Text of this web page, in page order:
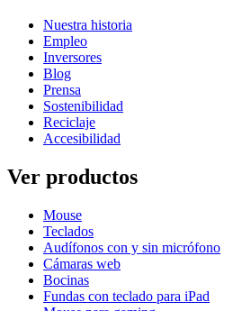
Nuestra historia
Empleo
Inversores
Blog
Prensa
Sostenibilidad
Reciclaje
Accesibilidad
Ver productos
Mouse
Teclados
Audífonos con y sin micrófono
Cámaras web
Bocinas
Fundas con teclado para iPad